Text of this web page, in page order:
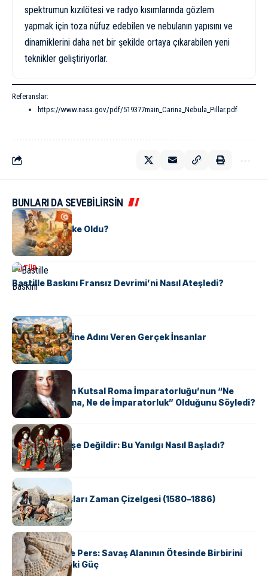
spektrumun kızılötesi ve radyo kısımlarında gözlem
yapmak için toza nüfuz edebilen ve nebulanın yapısını ve
dinamiklerini daha net bir şekilde ortaya çıkarabilen yeni
teknikler geliştiriyorlar.
Referanslar:
https://www.nasa.gov/pdf/519377main_Carina_Nebula_Pillar.pdf
BUNLARI DA SEVEBİLİRSİN
KÜLTÜR
Tunus Nasıl Ülke Oldu?
KÜLTÜR
Bastille Baskını Fransız Devrimi’ni Nasıl Ateşledi?
KÜLTÜR
ABD Eyaletlerine Adını Veren Gerçek İnsanlar
KÜLTÜR
Voltaire Neden Kutsal Roma İmparatorluğu’nun “Ne
Kutsal, Ne Roma, Ne de İmparatorluk” Olduğunu Söyledi?
KÜLTÜR
Geyşalar Fahişe Değildir: Bu Yanılgı Nasıl Başladı?
KÜLTÜR
Apache Savaşları Zaman Çizelgesi (1580–1886)
KÜLTÜR
Antik Yunan ve Pers: Savaş Alanının Ötesinde Birbirini
Şekillendiren İki Güç